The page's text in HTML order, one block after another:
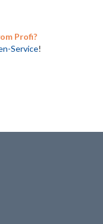
Profi?
Service!